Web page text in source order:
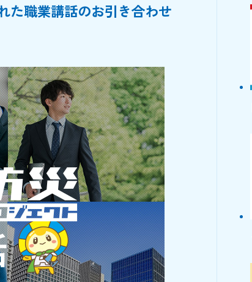
た職業講話のお引き合わせ